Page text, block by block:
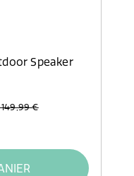
Speaker
149,99 €